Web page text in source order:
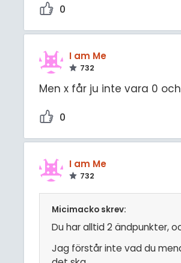
0
I am Me
732
Men x får ju inte vara 0
0
I am Me
732
Micimacko skrev:
Du har alltid 2 ändpunkter,
Jag förstår inte vad du